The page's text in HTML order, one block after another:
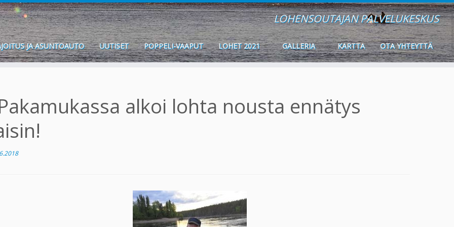
LOHENSOUTAJAN PALVELUKESKUS
JA ASUNTOAUTO UUTISET POPPELI-VAAPUT LOHET 2021 GALLERIA KARTTA OTA YHTEYTTÄ
alkoi lohta nousta ennätys